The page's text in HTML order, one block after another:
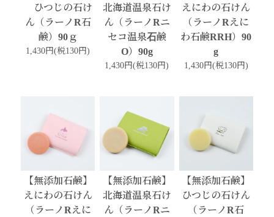
ひつじの石け
ん（ラーノR石
鹸）90ｇ
1,430円(税130円)
北海道温泉石け
ん（ラーノRニ
セコ温泉石鹸
O）90g
1,430円(税130円)
えにわの石けん
（ラーノRえに
わ石鹸RRH）90
g
1,430円(税130円)
【無添加石鹸】
えにわの石けん
（ラーノRえに
【無添加石鹸】
北海道温泉石け
ん（ラーノRニ
【無添加石鹸】
ひつじの石けん
（ラーノR石